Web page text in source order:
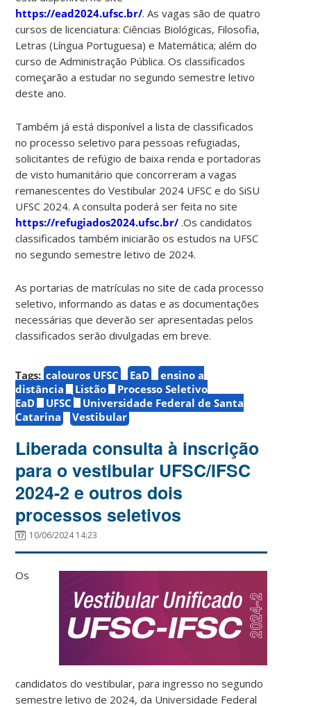
https://ead2024.ufsc.br/. As vagas são de quatro
cursos de licenciatura: Ciências Biológicas, Filosofia,
Letras (Língua Portuguesa) e Matemática; além do
curso de Administração Pública. Os classificados
começarão a estudar no segundo semestre letivo
deste ano.
Também já está disponível a lista de classificados
no processo seletivo para pessoas refugiadas,
solicitantes de refúgio de baixa renda e portadoras
de visto humanitário que concorreram a vagas
remanescentes do Vestibular 2024 UFSC e do SiSU
UFSC 2024. A consulta poderá ser feita no site
https://refugiados2024.ufsc.br/ .Os candidatos
classificados também iniciarão os estudos na UFSC
no segundo semestre letivo de 2024.
As portarias de matrículas no site de cada processo
seletivo, informando as datas e as documentações
necessárias que deverão ser apresentadas pelos
classificados serão divulgadas em breve.
Tags: calouros UFSC EaD
ensino a
distância
Listão
Processo Seletivo
EaD
UFSC
Universidade Federal de Santa
Catarina
Vestibular
Liberada consulta à inscrição
para o vestibular UFSC/IFSC
2024-2 e outros dois
processos seletivos
10/06/2024 14:23
Os
candidatos do vestibular, para ingresso no segundo
semestre letivo de 2024, da Universidade Federal